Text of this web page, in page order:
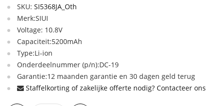
SKU: SI5368JA_Oth
Merk:SIUI
Voltage: 10.8V
Capaciteit:5200mAh
Type:Li-ion
Onderdeelnummer (p/n):DC-19
Garantie:12 maanden garantie en 30 dagen geld terug
Staffelkorting of zakelijke offerte nodig? Contacteer ons